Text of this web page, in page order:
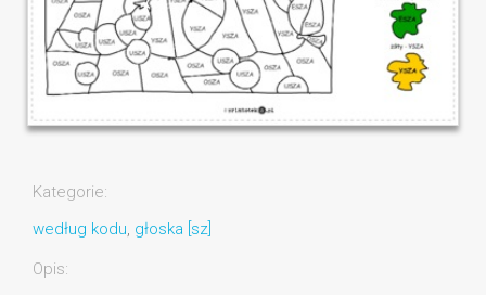
Kategorie:
według kodu, głoska [sz]
Opis: